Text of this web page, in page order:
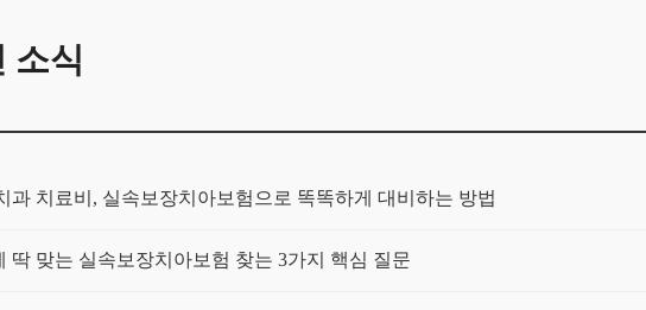
소식
과 치료비, 실속보장치아보험으로 똑똑하게 대비하는 방법
딱 맞는 실속보장치아보험 찾는 3가지 핵심 질문